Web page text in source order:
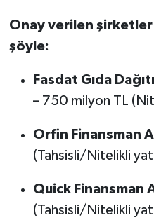
Onay verilen şirketler
şöyle:
Fasdat Gıda
– 750 milyon TL
Orfin Finansman
(Tahsisli/Nitelikli
Quick Finansman
(Tahsisli/Nitelikli